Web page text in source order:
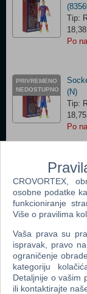
Tip:
Po
PRIVREMENO
NEDOSTUPNO
(N)
Tip:
Po
PRIVREMENO
NEDOSTUPNO
Tip:
Po
PRIVREMENO
NEDOSTUPNO
and
Tip:
CROVORTEX,
osobne podatke
funkcioniranje
Više o pravilima
Vaša prava su
ispravak, pravo
ograničenje
kategoriju
Detaljnije o vašim
ili kontaktirajte